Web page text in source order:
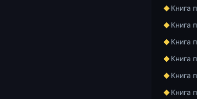
Книга
Книга
Книга
Книга
Книга
Книга
свящ.
4276